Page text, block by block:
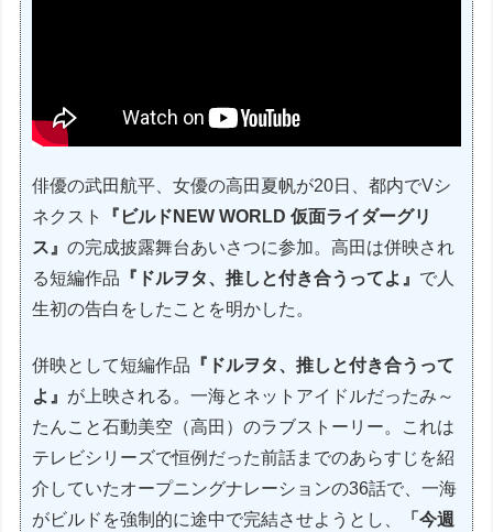
俳優の武田航平、女優の高田夏帆が20日、都内でVシ
ネクスト
『ビルドNEW WORLD 仮面ライダーグリ
ス』の完成披露舞台あいさつに参加。高田は併映され
る短編作品 『ドルヲタ、推しと付き合うってよ』 で人
生初の告白をしたことを明かした。
併映として短編作品 『ドルヲタ、推しと付き合うって
よ』 が上映される。一海とネットアイドルだったみ～
たんこと石動美空（高田）のラブストーリー。これは
テレビシリーズで恒例だった前話までのあらすじを紹
介していたオープニングナレーションの36話で、一海
がビルドを強制的に途中で完結させようとし、
「今週